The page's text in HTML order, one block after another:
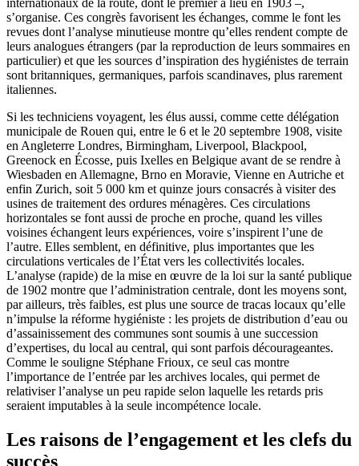
s’organise. Ces congrès favorisent les échanges, comme le font les
revues dont l’analyse minutieuse montre qu’elles rendent compte de
leurs analogues étrangers (par la reproduction de leurs sommaires en
particulier) et que les sources d’inspiration des hygiénistes de terrain
sont britanniques, germaniques, parfois scandinaves, plus rarement
italiennes.
Si les techniciens voyagent, les élus aussi, comme cette délégation
municipale de Rouen qui, entre le 6 et le 20 septembre 1908, visite
en Angleterre Londres, Birmingham, Liverpool, Blackpool,
Greenock en Écosse, puis Ixelles en Belgique avant de se rendre à
Wiesbaden en Allemagne, Brno en Moravie, Vienne en Autriche et
enfin Zurich, soit 5 000 km et quinze jours consacrés à visiter des
usines de traitement des ordures ménagères. Ces circulations
horizontales se font aussi de proche en proche, quand les villes
voisines échangent leurs expériences, voire s’inspirent l’une de
l’autre. Elles semblent, en définitive, plus importantes que les
circulations verticales de l’État vers les collectivités locales.
L’analyse (rapide) de la mise en œuvre de la loi sur la santé publique
de 1902 montre que l’administration centrale, dont les moyens sont,
par ailleurs, très faibles, est plus une source de tracas locaux qu’elle
n’impulse la réforme hygiéniste : les projets de distribution d’eau ou
d’assainissement des communes sont soumis à une succession
d’expertises, du local au central, qui sont parfois décourageantes.
Comme le souligne Stéphane Frioux, ce seul cas montre
l’importance de l’entrée par les archives locales, qui permet de
relativiser l’analyse un peu rapide selon laquelle les retards pris
seraient imputables à la seule incompétence locale.
Les raisons de l’engagement et les clefs du
succès